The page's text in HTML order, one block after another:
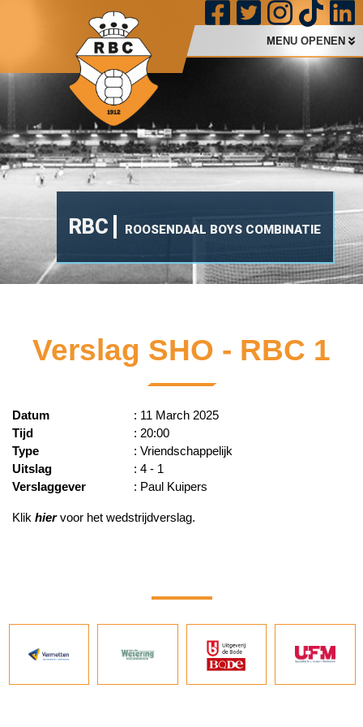
RBC ROOSENDAAL BOYS COMBINATIE
MENU OPENEN
Verslag SHO - RBC 1
Datum
: 11 March 2025
Tijd
: 20:00
Type
: Vriendschappelijk
Uitslag
: 4 - 1
Verslaggever
: Paul Kuipers
Klik hiervoor het wedstrijdverslag.